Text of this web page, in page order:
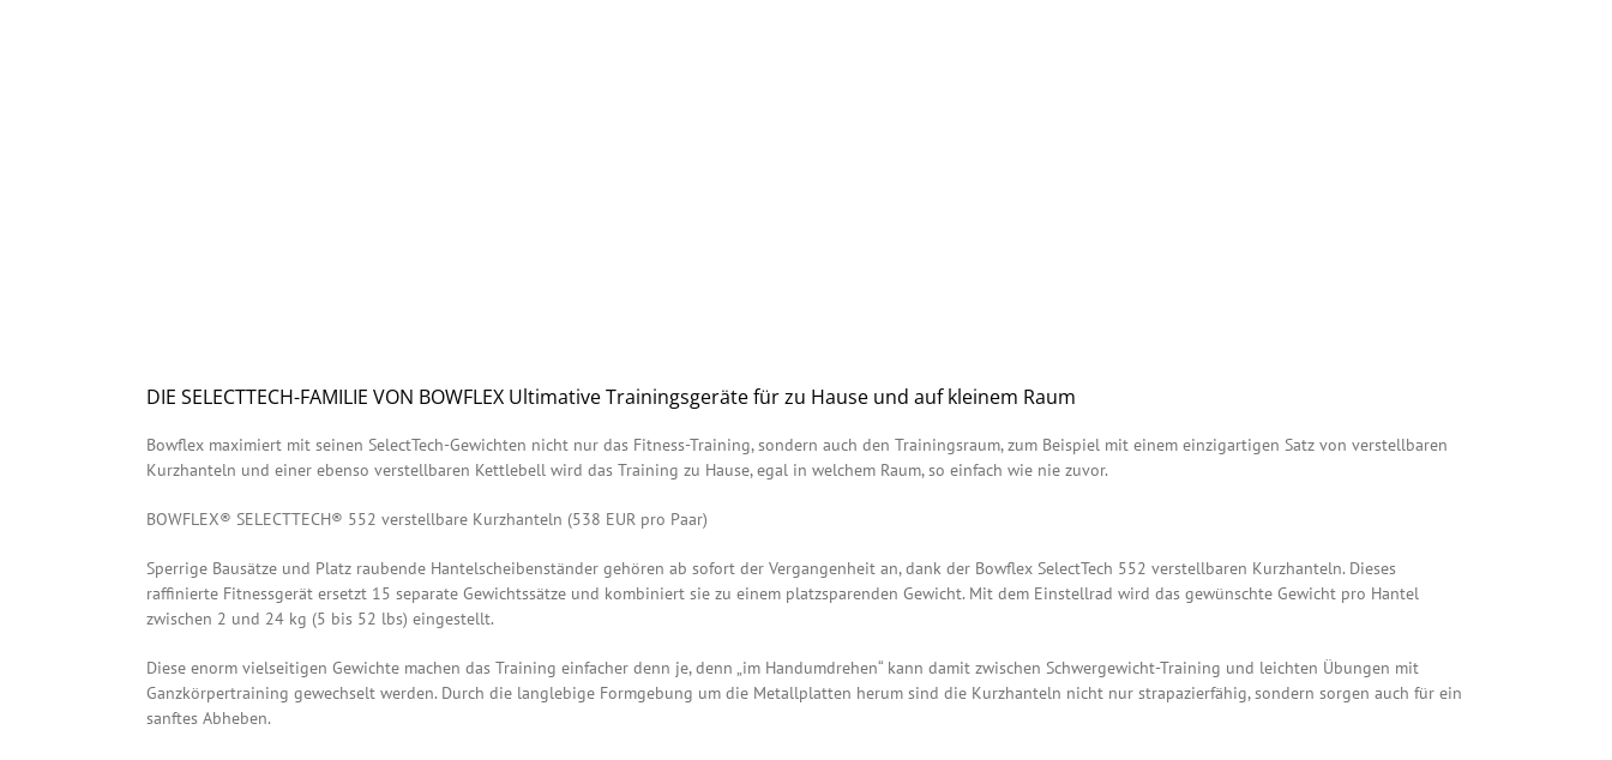
DIE SELECTTECH-FAMILIE VON BOWFLEX Ultimative Trainingsgeräte für zu Hause und auf kleinem Raum
Bowflex maximiert mit seinen SelectTech-Gewichten nicht nur das Fitness-Training, sondern auch den Trainingsraum, zum Beispiel mit einem einzigartigen Satz von verstellbaren
Kurzhanteln und einer ebenso verstellbaren Kettlebell wird das Training zu Hause, egal in welchem Raum, so einfach wie nie zuvor.
BOWFLEX® SELECTTECH® 552 verstellbare Kurzhanteln (538 EUR pro Paar)
Sperrige Bausätze und Platz raubende Hantelscheibenständer gehören ab sofort der Vergangenheit an, dank der Bowflex SelectTech 552 verstellbaren Kurzhanteln. Dieses
raffinierte Fitnessgerät ersetzt 15 separate Gewichtssätze und kombiniert sie zu einem platzsparenden Gewicht. Mit dem Einstellrad wird das gewünschte Gewicht pro Hantel
zwischen 2 und 24 kg (5 bis 52 lbs) eingestellt.
Diese enorm vielseitigen Gewichte machen das Training einfacher denn je, denn „im Handumdrehen“ kann damit zwischen Schwergewicht-Training und leichten Übungen mit
Ganzkörpertraining gewechselt werden. Durch die langlebige Formgebung um die Metallplatten herum sind die Kurzhanteln nicht nur strapazierfähig, sondern sorgen auch für ein
sanftes Abheben.